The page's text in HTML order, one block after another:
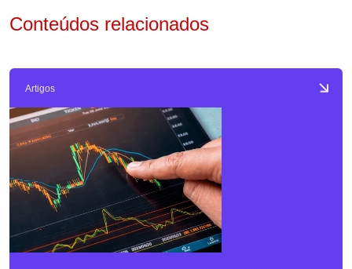
Conteúdos relacionados
Artigos